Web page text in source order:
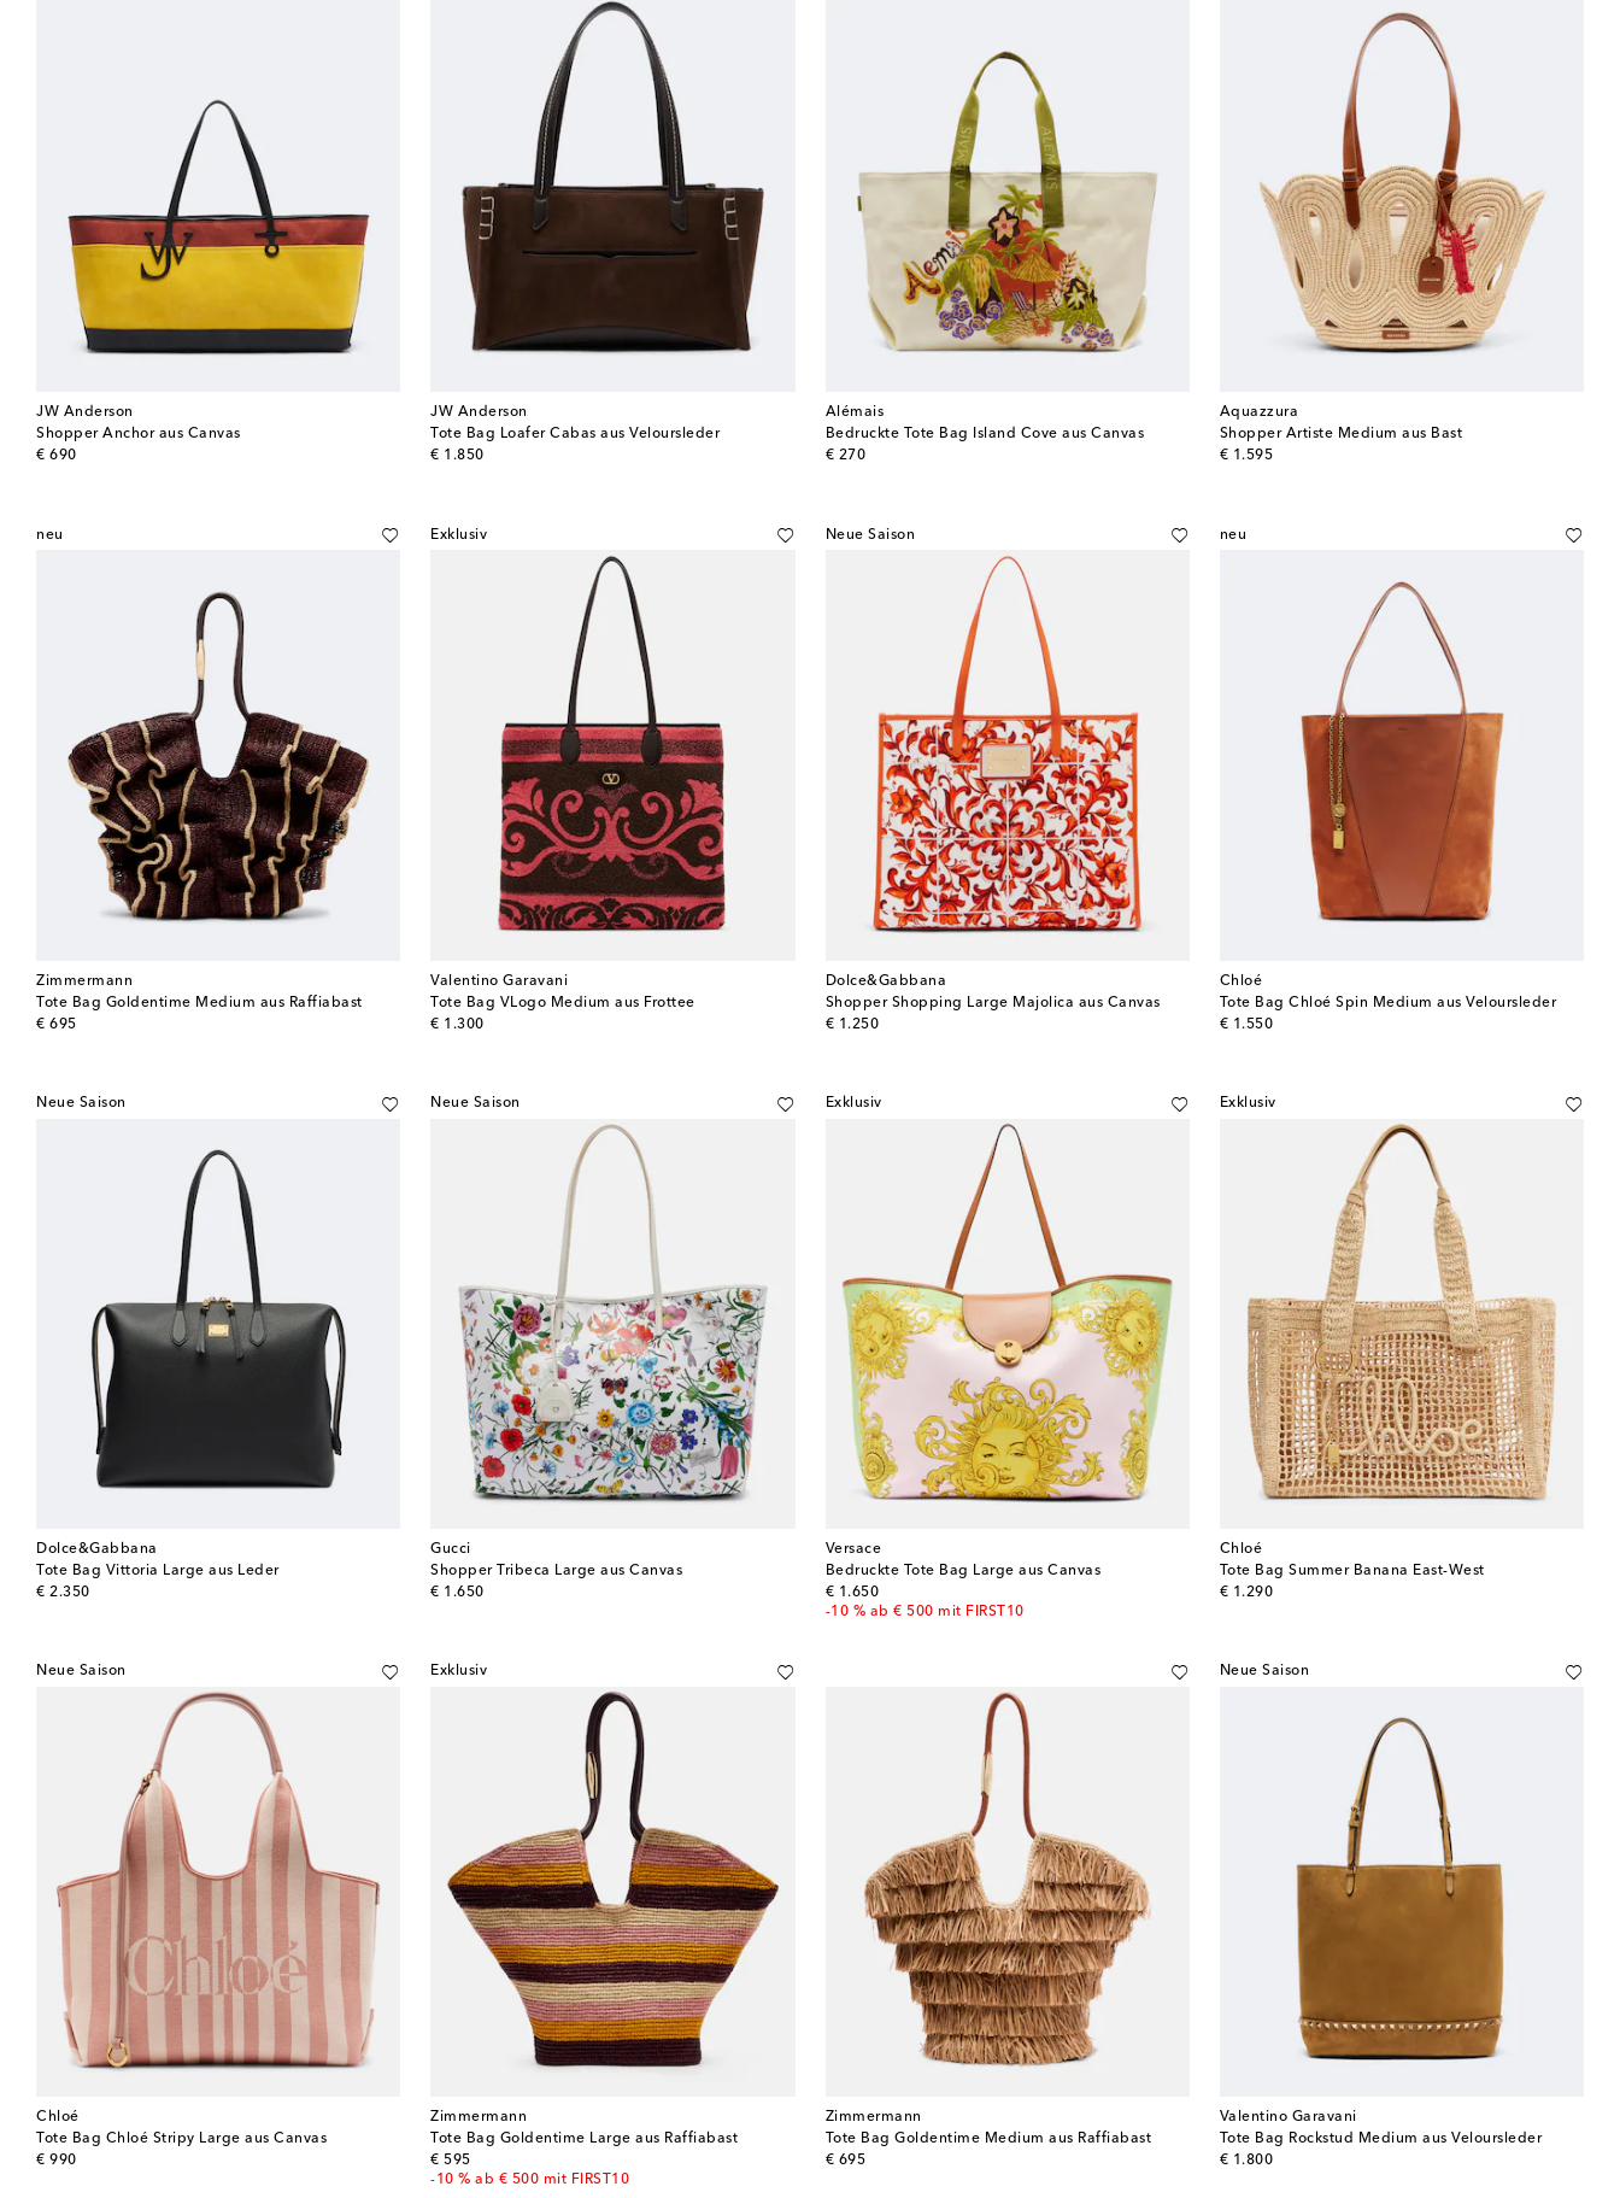
JW Anderson
Shopper Anchor aus Canvas
€ 690
original price
JW Anderson
Tote Bag Loafer Cabas aus Veloursleder
€ 1.850
original price
Alémais
Bedruckte Tote Bag Island Cove aus Canvas
€ 270
original price
Aquazzura
Shopper Artiste Medium aus Bast
€ 1.595
original price
neu
Zimmermann
Tote Bag Goldentime Medium aus Raffiabast
€ 695
original price
Exklusiv
Valentino Garavani
Tote Bag VLogo Medium aus Frottee
€ 1.300
original price
Neue Saison
Dolce&Gabbana
Shopper Shopping Large Majolica aus Canvas
€ 1.250
original price
neu
Chloé
Tote Bag Chloé Spin Medium aus Veloursleder
€ 1.550
original price
Neue Saison
Dolce&Gabbana
Tote Bag Vittoria Large aus Leder
€ 2.350
original price
Neue Saison
Gucci
Shopper Tribeca Large aus Canvas
€ 1.650
original price
Exklusiv
Versace
Bedruckte Tote Bag Large aus Canvas
€ 1.650
original price
-10 % ab € 500 mit FIRST10
Exklusiv
Chloé
Tote Bag Summer Banana East-West
€ 1.290
original price
Neue Saison
Chloé
Tote Bag Chloé Stripy Large aus Canvas
€ 990
original price
Exklusiv
Zimmermann
Tote Bag Goldentime Large aus Raffiabast
€ 595
original price
-10 % ab € 500 mit FIRST10
Zimmermann
Tote Bag Goldentime Medium aus Raffiabast
€ 695
original price
Neue Saison
Valentino Garavani
Tote Bag Rockstud Medium aus Veloursleder
€ 1.800
original price